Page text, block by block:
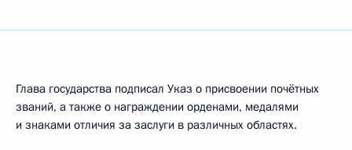
Глава государства подписал Указ о присвоении почётных
званий, а также о награждении орденами, медалями
и знаками отличия за заслуги в различных областях.